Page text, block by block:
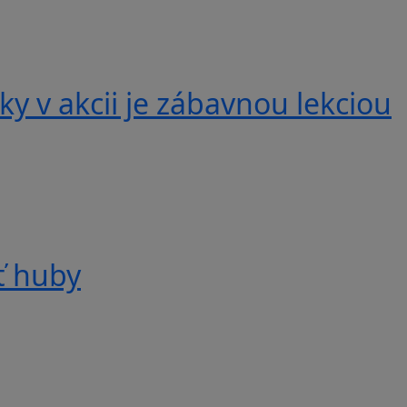
v akcii je zábavnou lekciou
huby